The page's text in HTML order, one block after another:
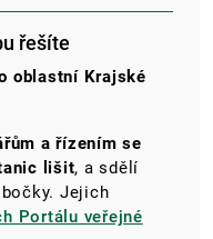
řešíte
oblastní Krajské
a řízením se
lišit, a sdělí
Jejich
Portálu veřejné